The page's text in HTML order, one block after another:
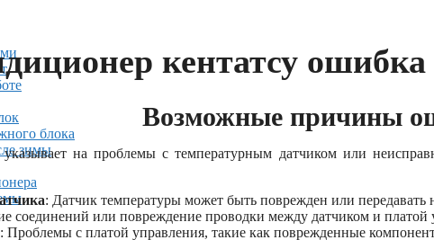
блока
зимы
кентатсу
Возможные причины
на проблемы с температурным датчиком или
: Датчик температуры может быть поврежден или
соединений или повреждение проводки между датчиком и
: Проблемы с платой управления, такие как поврежденные